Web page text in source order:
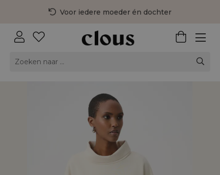
Voor iedere moeder én dochter
3 fysieke winkels in Nederland